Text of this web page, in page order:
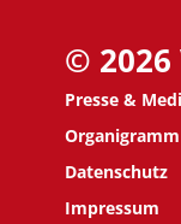
© 2026
Presse &
Organigramm
Datenschutz
Impressum